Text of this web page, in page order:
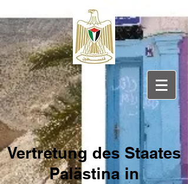
Vertretung des Staates
Palästina in